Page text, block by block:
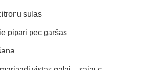
sulas
pipari pēc garšas